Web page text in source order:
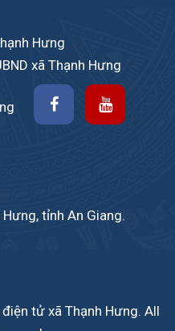
Hưng
xã Thạnh Hưng
tỉnh An Giang.
tử xã Thạnh Hưng. All